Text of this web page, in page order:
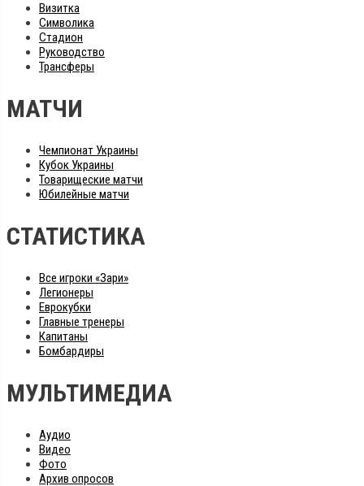
Визитка
Символика
Стадион
Руководство
Трансферы
МАТЧИ
Чемпионат Украины
Кубок Украины
Товарищеские матчи
Юбилейные матчи
СТАТИСТИКА
Все игроки «Зари»
Легионеры
Еврокубки
Главные тренеры
Капитаны
Бомбардиры
МУЛЬТИМЕДИА
Аудио
Видео
Фото
Архив опросов